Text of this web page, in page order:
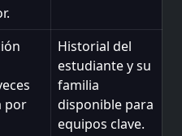
por
Historial del
estudiante y su
familia
disponible para
equipos clave.